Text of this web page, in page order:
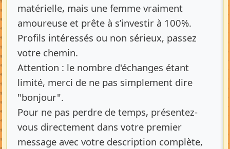
matérielle, mais une femme vraiment
amoureuse et prête à s’investir à 100%.
Profils intéressés ou non sérieux, passez
votre chemin.
Attention : le nombre d'échanges étant
limité, merci de ne pas simplement dire
"bonjour".
Pour ne pas perdre de temps, présentez-
vous directement dans votre premier
message avec votre description complète,